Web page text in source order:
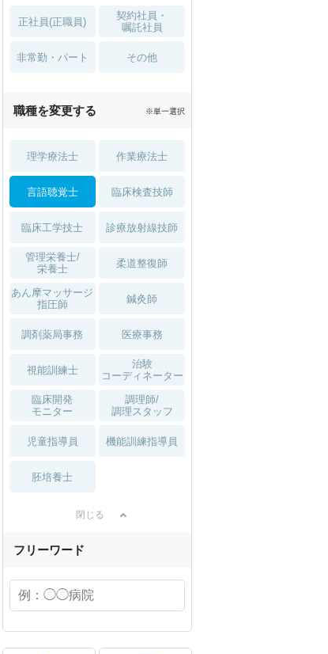
土日祝休 無資格 OK
積極採用中 WEB面接OK
正社員(正職員)
契約社員・
嘱託社員
非常勤・パート その他
職種を変更する ※単一選択
理学療法士 作業療法士
言語聴覚士 臨床検査技師
臨床工学技士 診療放射線技師
管理栄養士/
栄養士
柔道整復師
あん摩マッサージ
指圧師
鍼灸師
調剤薬局事務 医療事務
視能訓練士
治験
コーディネーター
臨床開発
モニター
調理師/
調理スタッフ
児童指導員 機能訓練指導員
胚培養士
閉じる
フリーワード